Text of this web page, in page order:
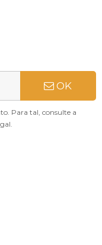
OK
Para tal, consulte a